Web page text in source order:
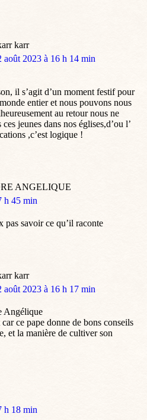
karr
août 2023 à 16 h 14 min
il s’agit d’un moment festif pour
entier et nous pouvons nous
au retour nous ne
jeunes dans nos églises,d’ou l’
,c’est logique !
ANGELIQUE
h 45 min
pas savoir ce qu’il raconte
karr
août 2023 à 16 h 17 min
Angélique
ce pape donne de bons conseils
et la manière de cultiver son
h 18 min